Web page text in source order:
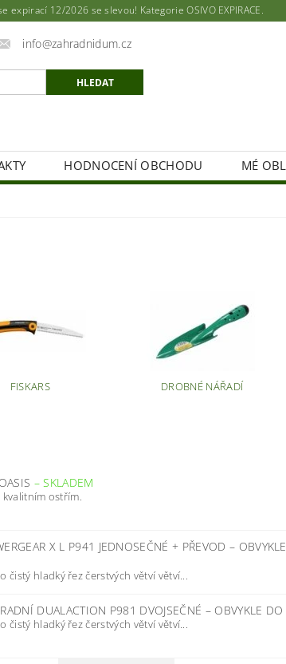
12/2026 se slevou! Kategorie OSIVO EXPIRACE.
info@zahradnidum.cz
HODNOCENÍ OBCHODU MÉ
FISKARS DROBNÉ NÁŘADÍ
–SKLADEM
kvalitním ostřím.
X L P941 JEDNOSEČNÉ + PŘEVOD –
čistý hladký řez čerstvých větví větví...
DUALACTION P981 DVOJSEČNÉ – OBVYKLE
čistý hladký řez čerstvých větví větví...